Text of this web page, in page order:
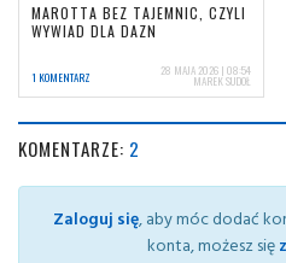
MAROTTA BEZ TAJEMNIC, CZYLI
WYWIAD DLA DAZN
1 KOMENTARZ 28 MAJA 2026 | 08:54
MAREK SUDOŁ
KOMENTARZE: 2
Zaloguj się, aby móc dodać
konta, możesz się